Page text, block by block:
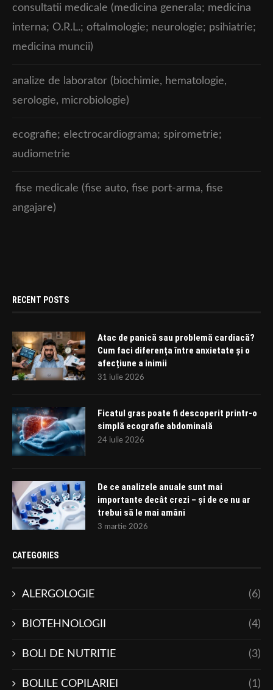
consultatii medicale (medicina generala; medicina
interna; O.R.L.; oftalmologie; neurologie; psihiatrie;
medicina muncii)
analize de laborator (biochimie, hematologie,
serologie, microbiologie)
ecografie; electrocardiograma; spirometrie;
audiometrie
fise medicale (fise auto, fise port-arma, fise
angajare)
RECENT POSTS
Atac de panică sau problemă cardiacă?
Cum faci diferența între anxietate și o
afecțiune a inimii
31 iulie 2026
Ficatul gras poate fi descoperit printr-o
simplă ecografie abdominală
24 iulie 2026
De ce analizele anuale sunt mai
importante decât crezi – și de ce nu ar
trebui să le mai amâni
3 martie 2026
CATEGORIES
ALERGOLOGIE (6)
BIOTEHNOLOGII (4)
BOLI DE NUTRITIE (3)
BOLILE COPILARIEI (1)